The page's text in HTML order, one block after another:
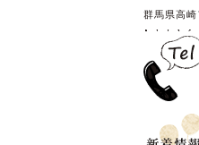
群馬県高
新着情報
ャンペーン